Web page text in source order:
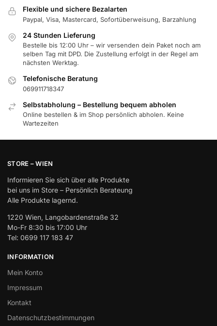
Flexible und sichere Bezalarten
Paypal, Visa, Mastercard, Sofortüberweisung, Barzahlung
24 Stunden Lieferung
Bestelle bis 12:00 Uhr – wir versenden dein Paket noch am
selben Tag mit DPD. Die Zustellung erfolgt in der Regel am
nächsten Werktag.
Telefonische Beratung
069911718347
Selbstabholung – Bestellung bequem abholen
Online bestellen & im Shop persönlich abholen. Keine
Wartezeiten
STORE – WIEN
Informieren Sie sich über alle Produkte
bei uns im Store – Persönlich Berateung
Alle Produkte lagernd.
1220 Wien, Langobardenstraße 32
Mo-Fr 8:30 bis 17:00 Uhr
Tel: 0699 117 183 47
INFORMATION
Mein Konto
Impressum
Kontakt
Datenschutzbestimmungen